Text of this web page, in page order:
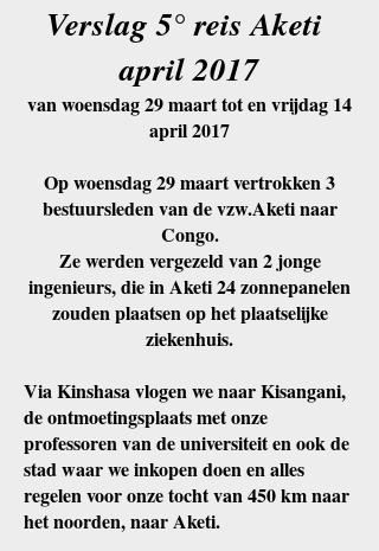
Verslag 5° reis Aketi
april 2017
van woensdag 29 maart tot en vrijdag 14
april 2017
Op woensdag 29 maart vertrokken 3
bestuursleden van de vzw.Aketi naar
Congo.
Ze werden vergezeld van 2 jonge
ingenieurs, die in Aketi 24 zonnepanelen
zouden plaatsen op het plaatselijke
ziekenhuis.
Via Kinshasa vlogen we naar Kisangani,
de ontmoetingsplaats met onze
professoren van de universiteit en ook de
stad waar we inkopen doen en alles
regelen voor onze tocht van 450 km naar
het noorden, naar Aketi.